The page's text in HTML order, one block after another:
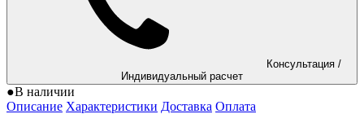
Консультация /
Индивидуальный расчет
●В наличии
Описание Характеристики Доставка Оплата